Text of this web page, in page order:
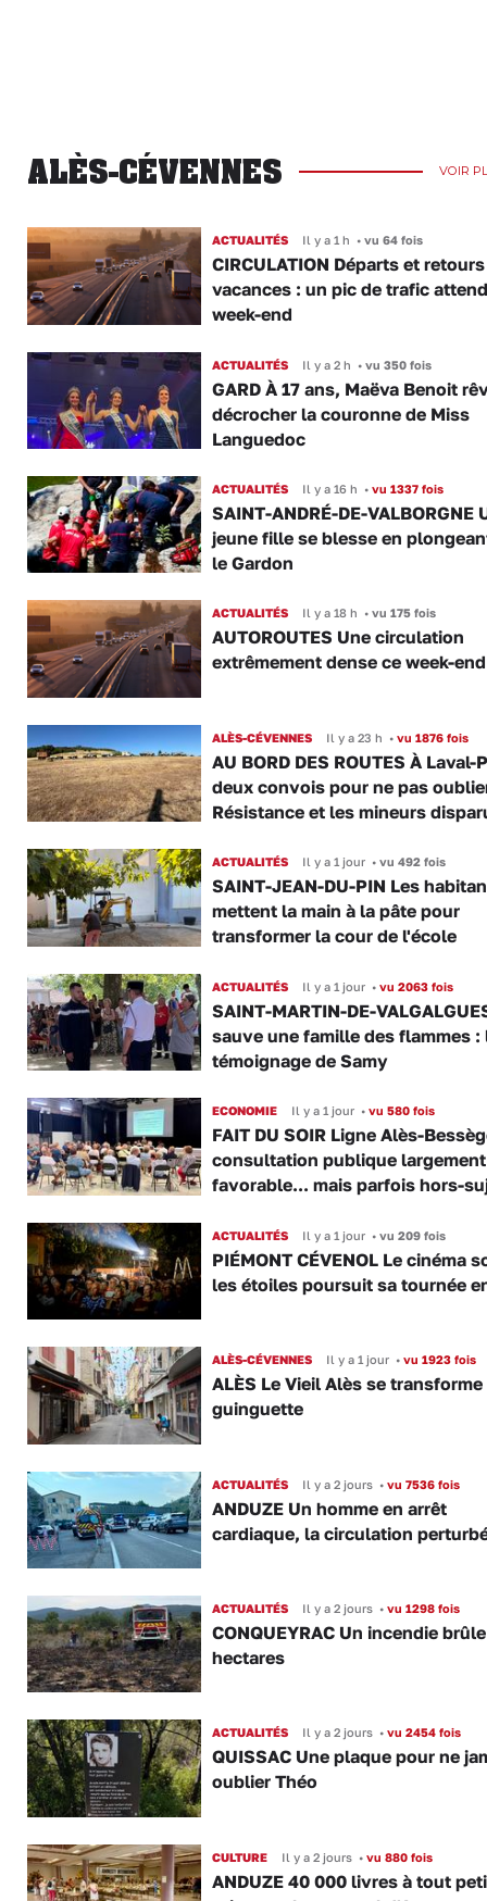
ALÈS-CÉVENNES VOIR
ACTUALITÉS Il y a 1 h •vu 64 fois
CIRCULATION Départs et
vacances : un pic de trafic
week-end
ACTUALITÉS Il y a 2 h •vu 350 fois
GARD À 17 ans, Maëva Benoit
décrocher la couronne de Miss
Languedoc
ACTUALITÉS Il y a 16 h •vu 1337 fois
SAINT-ANDRÉ-DE-VALBORGNE
jeune fille se blesse en
le Gardon
ACTUALITÉS Il y a 18 h •vu 175 fois
AUTOROUTES Une circulation
extrêmement dense ce week-end
ALÈS-CÉVENNES Il y a 23 h •vu 1876 fois
AU BORD DES ROUTES À Laval-
deux convois pour ne pas
Résistance et les mineurs
ACTUALITÉS Il y a 1 jour •vu 492 fois
SAINT-JEAN-DU-PIN Les
mettent la main à la pâte pour
transformer la cour de l'école
ACTUALITÉS Il y a 1 jour •vu 2063 fois
SAINT-MARTIN-DE-
sauve une famille des flammes :
témoignage de Samy
ECONOMIE Il y a 1 jour •vu 580 fois
FAIT DU SOIR Ligne Alès-
consultation publique largement
favorable... mais parfois hors-
ACTUALITÉS Il y a 1 jour •vu 209 fois
PIÉMONT CÉVENOL Le cinéma
les étoiles poursuit sa tournée
ALÈS-CÉVENNES Il y a 1 jour •vu 1923 fois
ALÈS Le Vieil Alès se transforme
guinguette
ACTUALITÉS Il y a 2 jours •vu 7536 fois
ANDUZE Un homme en arrêt
cardiaque, la circulation
ACTUALITÉS Il y a 2 jours •vu 1298 fois
CONQUEYRAC Un incendie
hectares
ACTUALITÉS Il y a 2 jours •vu 2454 fois
QUISSAC Une plaque pour ne
oublier Théo
CULTURE Il y a 2 jours •vu 880 fois
ANDUZE 40 000 livres à tout